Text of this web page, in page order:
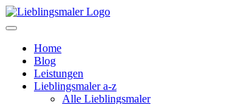
Home
Blog
Leistungen
Lieblingsmaler a-z
Alle Lieblingsmaler